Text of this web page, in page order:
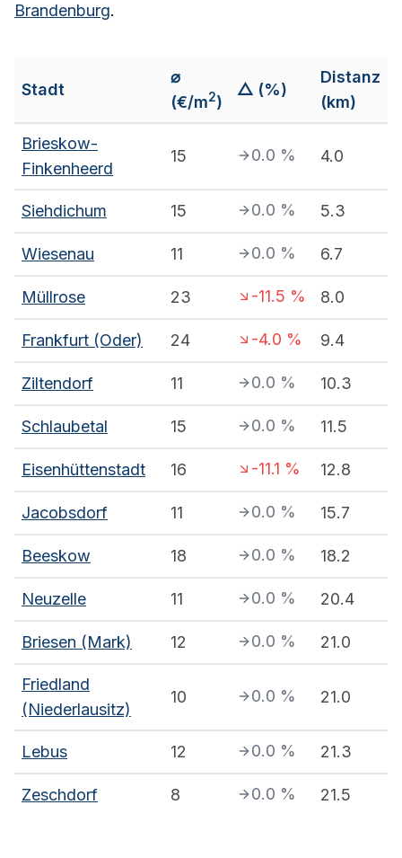
Brandenburg.
Stadt
⌀
(€/m2)
△ (%)
Distanz
(km)
Brieskow-
Finkenheerd
15 0.0 % 4.0
Siehdichum 15 0.0 % 5.3
Wiesenau 11 0.0 % 6.7
Müllrose 23 -11.5 % 8.0
Frankfurt (Oder) 24 -4.0 % 9.4
Ziltendorf 11 0.0 % 10.3
Schlaubetal 15 0.0 % 11.5
Eisenhüttenstadt 16 -11.1 % 12.8
Jacobsdorf 11 0.0 % 15.7
Beeskow 18 0.0 % 18.2
Neuzelle 11 0.0 % 20.4
Briesen (Mark) 12 0.0 % 21.0
Friedland
(Niederlausitz)
10 0.0 % 21.0
Lebus 12 0.0 % 21.3
Zeschdorf 8 0.0 % 21.5